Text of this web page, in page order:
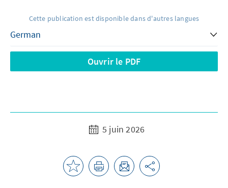
Cette publication est disponible dans d'autres langues
Ouvrir le PDF
5 juin 2026